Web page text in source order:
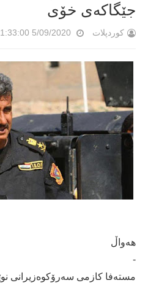
جێگاكەی خۆی
کوردپلات 5/09/2020 11:33:00 م
هەواڵ
-
مستەفا کازمی سەرۆکوەزیرانی